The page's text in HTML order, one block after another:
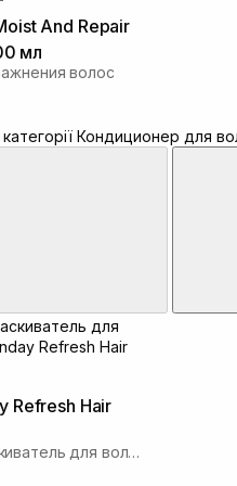
And Repair
мл
волос
Кондиционер для
Refresh Hair
Освежающий ополаскиватель для волос